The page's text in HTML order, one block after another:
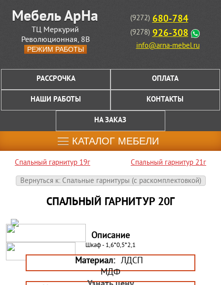
ТЦ Меркурий
Революционная, 8В
РЕЖИМ РАБОТЫ
(9272) 680-784
(9278) 926-308
info@arna-mebel.ru
РАССРОЧКА ОПЛАТА
НАШИ РАБОТЫ КОНТАКТЫ
НА ЗАКАЗ
КАТАЛОГ МЕБЕЛИ
Спальный гарнитур 19г
Спальный гарнитур 21г
Вернуться к: Спальные гарнитуры (c раскомплектовкой)
СПАЛЬНЫЙ ГАРНИТУР 20Г
Описание
Шкаф - 1,6*0,5*2,1
Материал: ЛДСП
МДФ